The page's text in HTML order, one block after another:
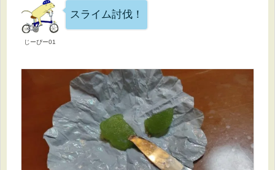
じーぴー01
スライム討伐！